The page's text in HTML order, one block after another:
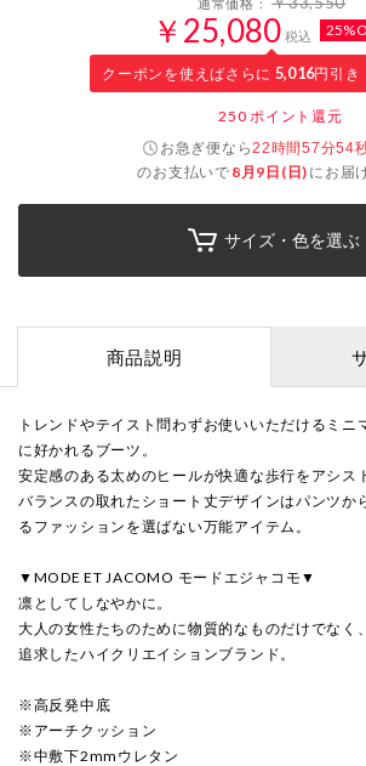
￥25,080 税込
クーポンを使えばさらに 5,016円引き
250 ポイント還元
お急ぎ便なら22時間57分53
のお支払いで 8月9日(日) にお届
サイズ・色を選ぶ
商品説明
トレンドやテイスト問わずお使いいただけるミニ
に好かれるブーツ。
安定感のある太めのヒールが快適な歩行をアシス
バランスの取れたショート丈デザインはパンツか
るファッションを選ばない万能アイテム。
▼MODE ET JACOMO モードエジャコモ▼
凛としてしなやかに。
大人の女性たちのために物質的なものだけでなく
追求したハイクリエイションブランド。
※高反発中底
※アーチクッション
※中敷下2mmウレタン